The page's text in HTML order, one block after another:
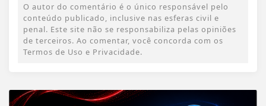
O autor do comentário é o único responsável pelo
conteúdo publicado, inclusive nas esferas civil e
penal. Este site não se responsabiliza pelas opiniões
de terceiros. Ao comentar, você concorda com os
Termos de Uso e Privacidade.